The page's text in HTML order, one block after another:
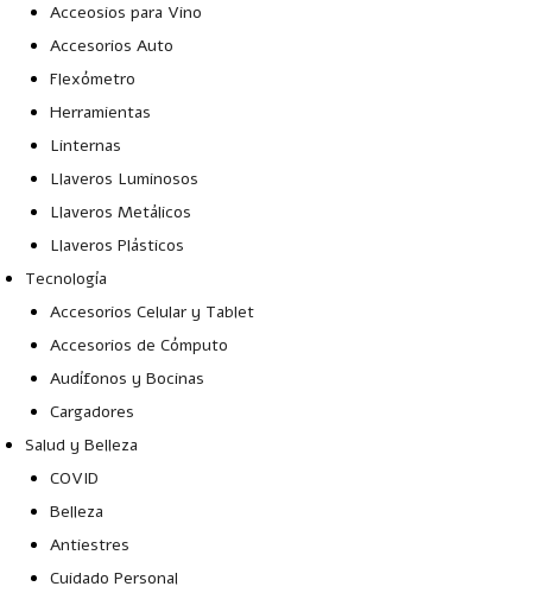
Acceosios para Vino
Accesorios Auto
Flexómetro
Herramientas
Linternas
Llaveros Luminosos
Llaveros Metálicos
Llaveros Plásticos
Tecnología
Accesorios Celular y Tablet
Accesorios de Cómputo
Audífonos y Bocinas
Cargadores
Salud y Belleza
COVID
Belleza
Antiestres
Cuidado Personal